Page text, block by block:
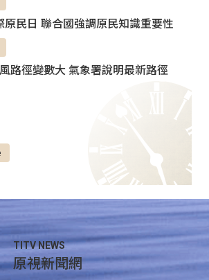
原民日 聯合國強調原民知識重要性
路徑變數大 氣象署說明最新路徑
TITV NEWS
原視新聞網